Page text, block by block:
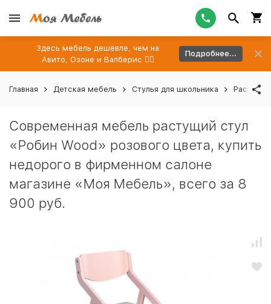
Здесь мебель дешевле, чем на
Авито, Озоне и Валберис 👉🏻
Подробнее...
Главная Детская мебель Стулья для школьника
Современная мебель растущий стул
«Робин Wood» розового цвета, купить
недорого в фирменном салоне
магазине «Моя Мебель», всего за 8
900 руб.